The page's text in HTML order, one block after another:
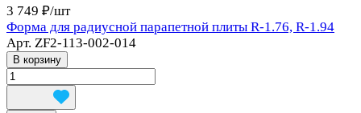
3 749 ₽/шт
Форма для радиусной парапетной плиты R-1.76, R-1.94
Арт. ZF2-113-002-014
В корзину